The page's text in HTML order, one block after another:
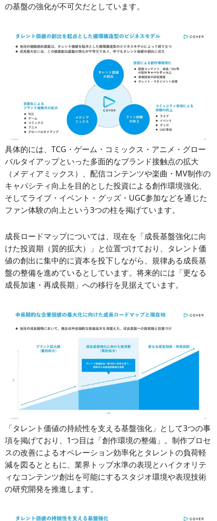
の基盤の強化が不可欠だとしています。
具体的には、TCG・ゲーム・コミックス・アニメ・グロー
バルタイアップといった多面的なブランド接触点の拡大
（メディアミックス）、配信コンテンツや楽曲・MV制作の
キャパシティ向上を目的とした投資による創作環境強化、
そしてライブ・イベント・グッズ・UGC参加などを通じた
ファン体験の向上という3つの柱を掲げています。
成長ロードマップについては、現在を「成長基盤強化に向
けた投資期（質的拡大）」と位置づけており、タレント価
値の創出に集中的に資本を投下しながら、規律ある成長基
盤の整備を進めているとしています。将来的には「更なる
成長加速・再成長期」への移行を見据えています。
「タレント価値の持続性を支える基盤強化」として3つの事
項を掲げており、1つ目は「創作環境の整備」。制作プロセ
スの改善によるオペレーション効率化とタレントの負荷軽
減を図るとともに、業界トップ水準の表現とハイクオリテ
ィなコンテンツ創出を可能にするスタジオ環境や表現技術
の研究開発を推進します。